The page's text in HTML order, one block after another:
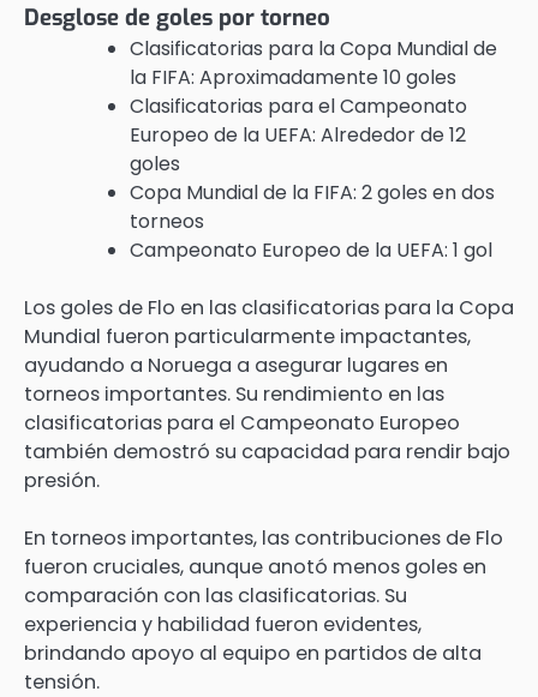
Desglose de goles por torneo
Clasificatorias para la Copa Mundial de
la FIFA: Aproximadamente 10 goles
Clasificatorias para el Campeonato
Europeo de la UEFA: Alrededor de 12
goles
Copa Mundial de la FIFA: 2 goles en dos
torneos
Campeonato Europeo de la UEFA: 1 gol
Los goles de Flo en las clasificatorias para la Copa
Mundial fueron particularmente impactantes,
ayudando a Noruega a asegurar lugares en
torneos importantes. Su rendimiento en las
clasificatorias para el Campeonato Europeo
también demostró su capacidad para rendir bajo
presión.
En torneos importantes, las contribuciones de Flo
fueron cruciales, aunque anotó menos goles en
comparación con las clasificatorias. Su
experiencia y habilidad fueron evidentes,
brindando apoyo al equipo en partidos de alta
tensión.